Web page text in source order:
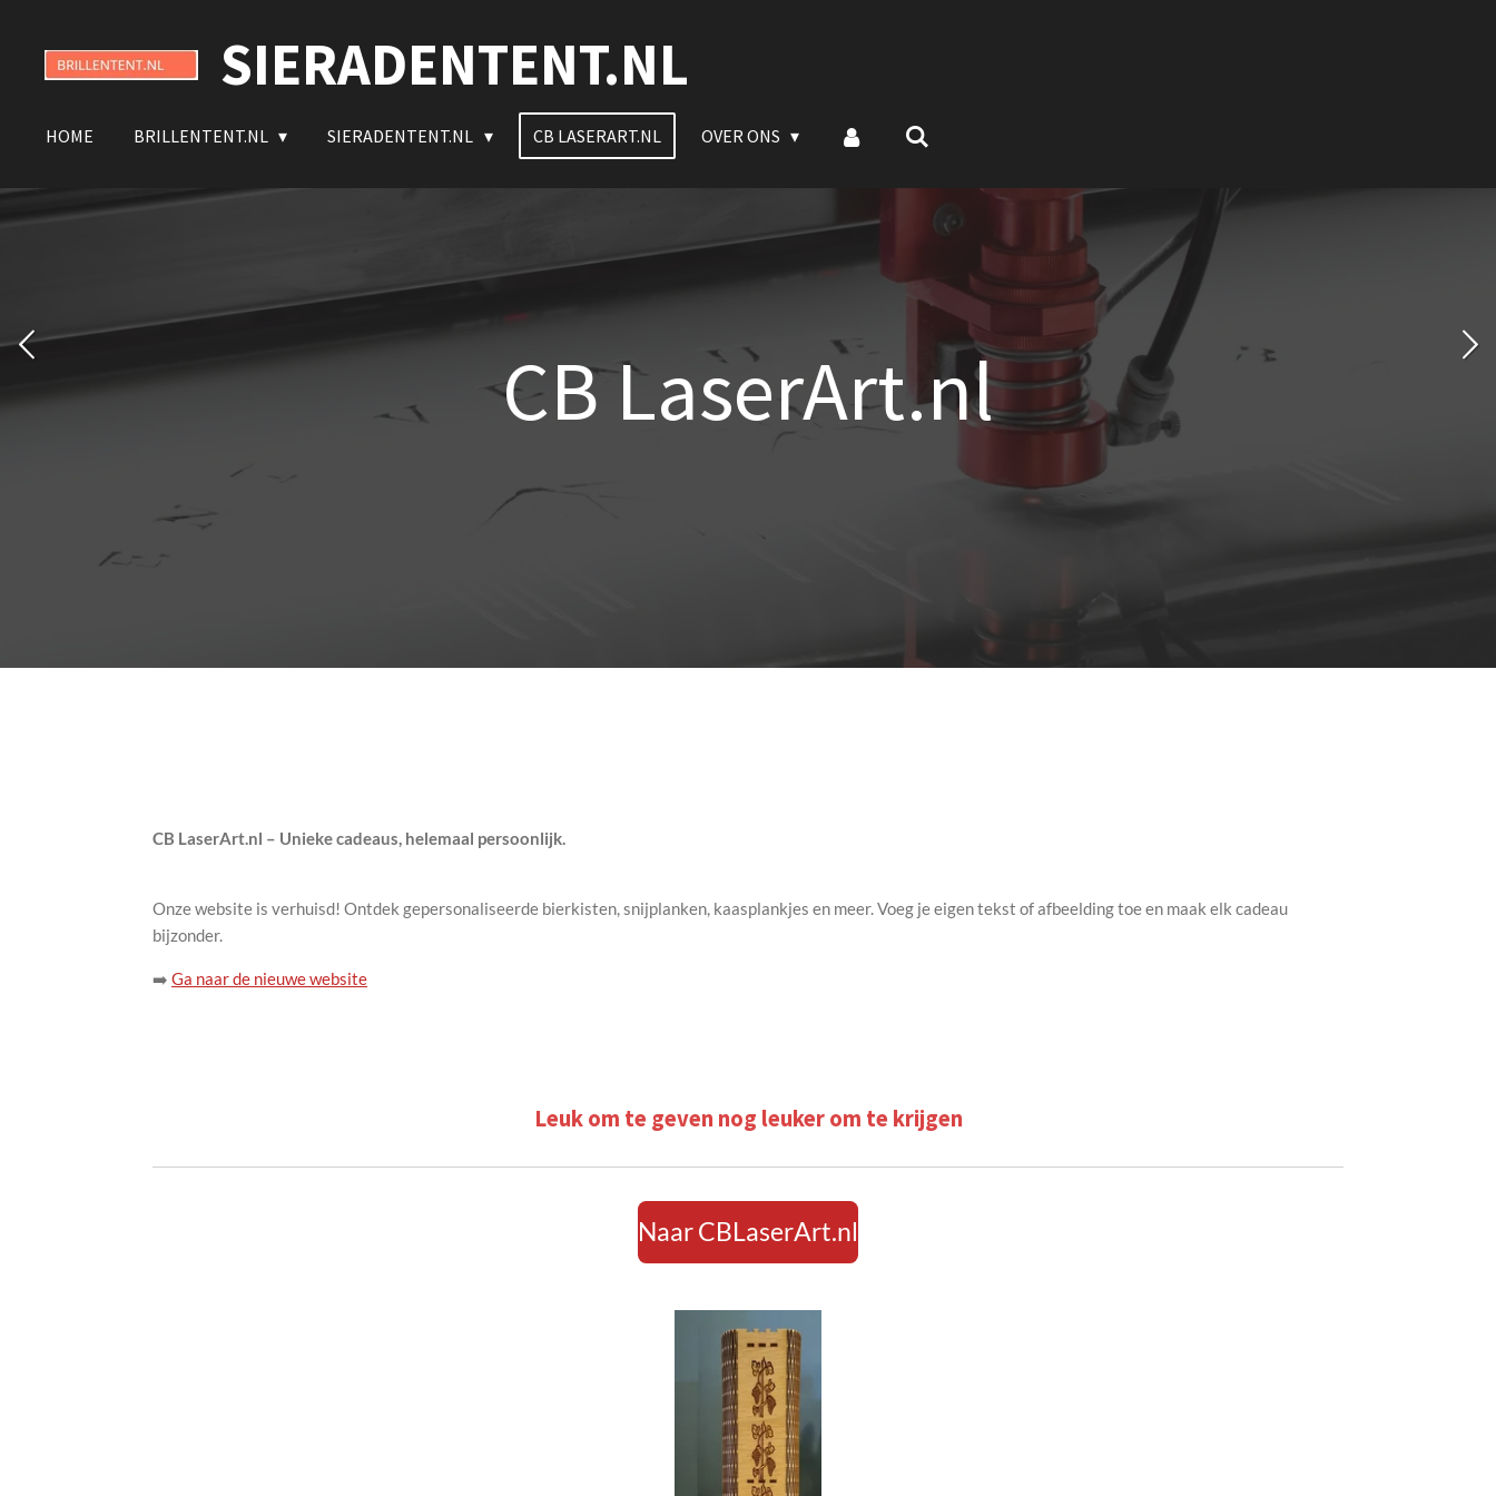
direct
hoofdinhoud
SIERADENTENT.NL
HOME BRILLENTENT.NL SIERADENTENT.NL CB LASERART.NL OVER ONS
CB LaserArt.nl
CB LaserArt.nl – Unieke cadeaus, helemaal persoonlijk.
Onze website is verhuisd! Ontdek gepersonaliseerde bierkisten, snijplanken, kaasplankjes en meer. Voeg je eigen tekst of afbeelding toe en maak elk cadeau
bijzonder.
➡️ Ga naar de nieuwe website
Leuk om te geven nog leuker om te krijgen
Naar CBLaserArt.nl